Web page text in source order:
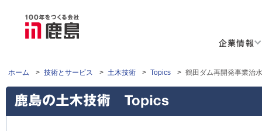
企業情報
ホーム > 技術とサービス > 土木技術 > Topics > 鶴田ダム再開発事業治